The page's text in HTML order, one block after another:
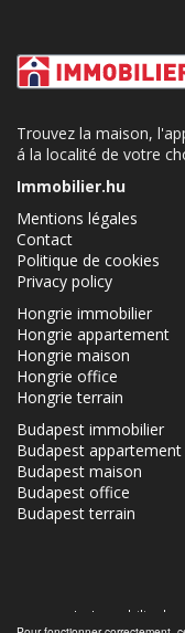
Trouvez la maison,
á la localité de votre
Immobilier.hu
Mentions légales
Contact
Politique de cookies
Privacy policy
Hongrie immobilier
Hongrie appartement
Hongrie maison
Hongrie office
Hongrie terrain
Budapest immobilier
Budapest appartement
Budapest maison
Budapest office
Budapest terrain
Le Immobilier.hu